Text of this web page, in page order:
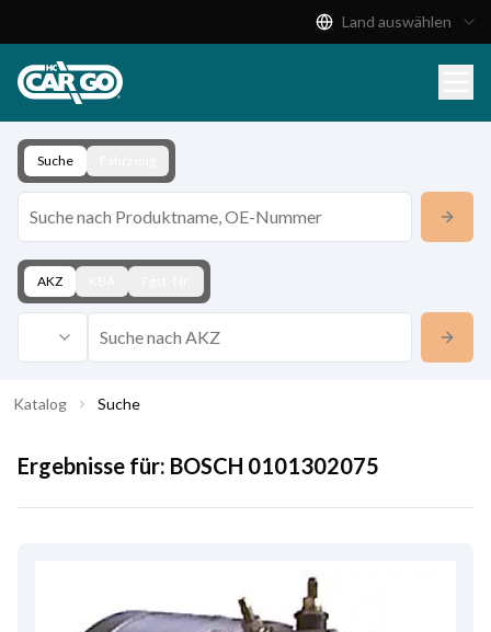
Download
Kontakt
Land auswählen
Suche
AKZ
Katalog Suche
Ergebnisse für: BOSCH 0101302075